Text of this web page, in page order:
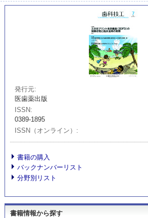
発行元
医歯薬出版
ISSN
0389-1895
ISSN（オンライン）
書籍の購入
バックナンバーリスト
分野別リスト
書籍情報から探す